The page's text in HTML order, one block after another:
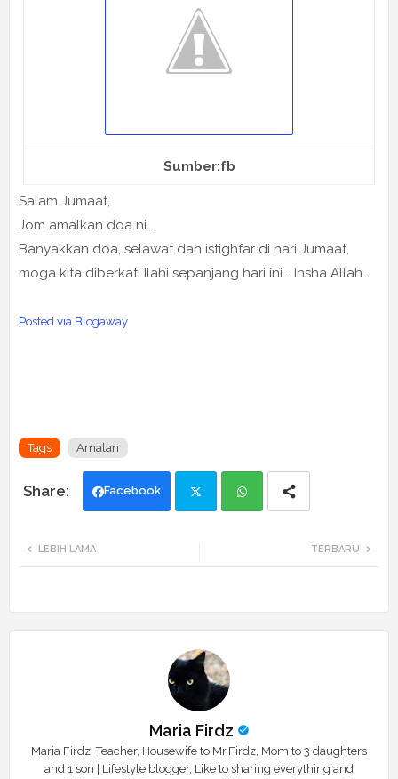
Sumber:fb
Salam Jumaat,
Jom amalkan doa ni...
Banyakkan doa, selawat dan istighfar di hari Jumaat,
moga kita diberkati Ilahi sepanjang hari ini... Insha Allah...
Posted via Blogaway
Tags Amalan
Facebook
TERBARU
LEBIH LAMA
Maria Firdz
Maria Firdz: Teacher, Housewife to Mr.Firdz, Mom to 3 daughters
and 1 son | Lifestyle blogger, Like to sharing everything and